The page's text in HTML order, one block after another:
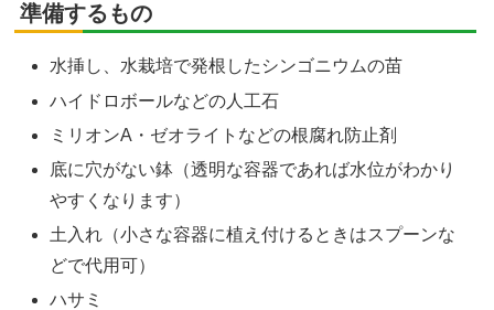
準備するもの
水挿し、水栽培で発根したシンゴニウムの苗
ハイドロボールなどの人工石
ミリオンA・ゼオライトなどの根腐れ防止剤
底に穴がない鉢（透明な容器であれば水位がわかり
やすくなります）
土入れ（小さな容器に植え付けるときはスプーンな
どで代用可）
ハサミ